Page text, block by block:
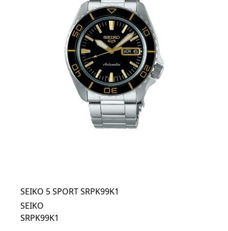
SEIKO 5 SPORT SRPK99K1
SEIKO
SRPK99K1